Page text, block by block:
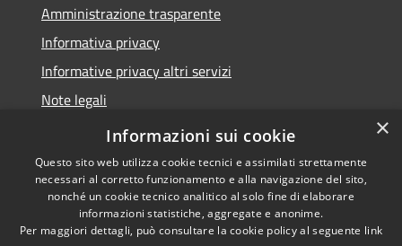
Amministrazione trasparente
Informativa privacy
Informative privacy altri servizi
Note legali
Dichiarazione di accessibilità
Accessibilità
Copyright © 2026 • Comune di
San Giovanni Lupatoto •
×
Informazioni sui cookie
Questo sito web utilizza cookie tecnici e assimilati strettamente
necessari al corretto funzionamento e alla navigazione del sito,
nonché un cookie tecnico analitico al solo fine di elaborare
informazioni statistiche, aggregate e anonime.
Per maggiori dettagli, può consultare la cookie policy al seguente link